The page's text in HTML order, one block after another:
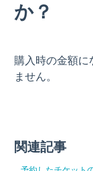
か？
購入時の金額に
ません。
関連記事